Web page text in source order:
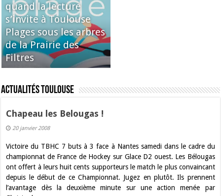
quand la lecture
s’invite à Toulouse
Plages sous les arbres
de la Prairie des
Filtres
Actualités Toulouse
Chapeau les Belougas !
20 janvier 2008
Victoire du TBHC 7 buts à 3 face à Nantes samedi dans le cadre du
championnat de France de Hockey sur Glace D2 ouest. Les Bélougas
ont offert à leurs huit cents supporteurs le match le plus convaincant
depuis le début de ce Championnat. Jugez en plutôt. Ils prennent
l’avantage dès la deuxième minute sur une action menée par